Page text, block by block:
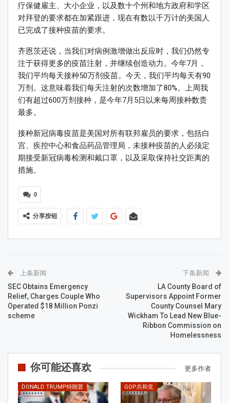
疗保健雇主、大小企业，以及数十个州和地方政府和学区
对拜登的要求都在加紧跟进，现在有数以千万计的美国人
已完成了接种疫苗的要求。
齐恩茨还说，当我们对病例激增做出反应时，我们仍然专
注于获得更多的疫苗注射，并继续创造动力。今年7月，
我们平均每天接种50万剂疫苗。今天，我们平均每天有90
万剂。这意味着我们每天注射的次数增加了80%。上周我
们有超过600万剂接种，是今年7月5日以来每周接种数贵
最多。
接种新冠病毒疫苗是美国对所有联邦雇员的要求，包括白
宫、疾控中心和食品药品管理局，未接种疫苗的人必须定
期接受新冠病毒检测和戴口罩，以及采取保持社交距离的
措施。
0
分享按钮
上条新闻
SEC Obtains Emergency
Relief, Charges Couple Who
Operated $18 Million Ponzi
scheme
下条新闻
LA County Board of
Supervisors Appoint Former
County Counsel Mary
Wickham To Lead New Blue-
Ribbon Commission on
Homelessness
你可能还喜欢 更多作者
DONALD TRUMP特朗普 GOP共和党